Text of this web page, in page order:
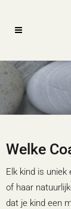
Welke
Elk kind is
of haar
dat je kind een